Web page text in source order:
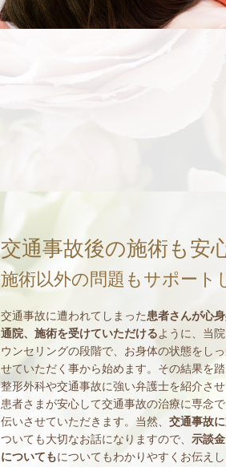
交通事故後の施術も安
施術以外の問題もサポート
交通事故に遭われてしまった患者さんが心
通院、施術を受けていただけるように、当
ウンセリングの段階で、お身体の状態をし
せていただく事から始めます。その結果を
整形外科や交通事故に強い弁護士を紹介させ
患者さまが安心して交通事故の治療に専念
伝いさせていただきます。当然、 交通事故
ついても大切なお話になりますので、 示談
についてもについてもわかりやすくお伝え